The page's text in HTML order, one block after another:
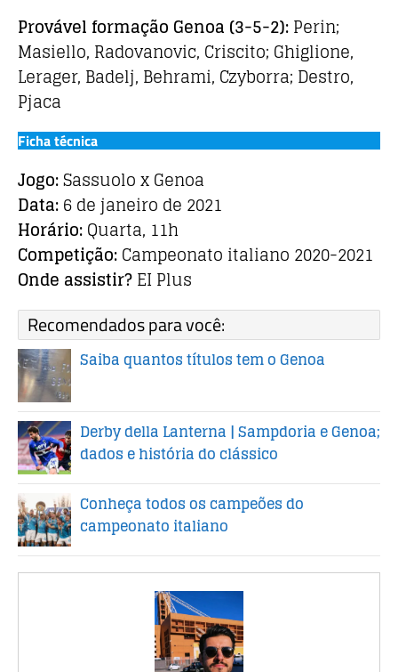
Provável formação Genoa (3-5-2):Perin;
Masiello, Radovanovic, Criscito; Ghiglione,
Lerager, Badelj, Behrami, Czyborra; Destro,
Pjaca
Ficha técnica
Jogo:Sassuolo x Genoa
Data:6 de janeiro de 2021
Horário:Quarta, 11h
Competição:Campeonato italiano 2020-2021
Onde assistir?EI Plus
Recomendados para você:
Saiba quantos títulos tem o Genoa
Derby della Lanterna | Sampdoria e Genoa;
dados e história do clássico
Conheça todos os campeões do
campeonato italiano